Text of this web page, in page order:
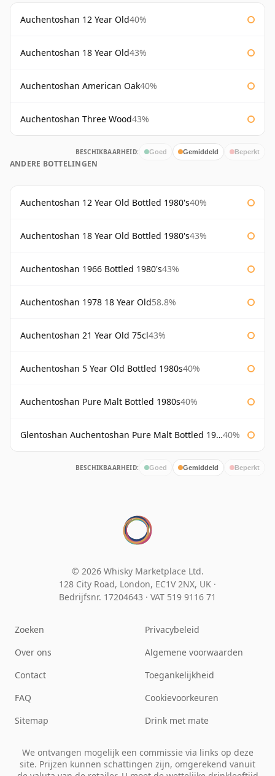
Auchentoshan 12 Year Old40%
Auchentoshan 18 Year Old43%
Auchentoshan American Oak40%
Auchentoshan Three Wood43%
BESCHIKBAARHEID: Goed Gemiddeld Beperkt
ANDERE BOTTELINGEN
Auchentoshan 12 Year Old Bottled 1980's40%
Auchentoshan 18 Year Old Bottled 1980's43%
Auchentoshan 1966 Bottled 1980's43%
Auchentoshan 1978 18 Year Old58.8%
Auchentoshan 21 Year Old 75cl43%
Auchentoshan 5 Year Old Bottled 1980s40%
Auchentoshan Pure Malt Bottled 1980s40%
Glentoshan Auchentoshan Pure Malt Bottled 1970s 40%
BESCHIKBAARHEID: Goed Gemiddeld Beperkt
© 2026 Whisky Marketplace Ltd.
128 City Road, London, EC1V 2NX, UK ·
Bedrijfsnr. 17204643 · VAT 519 9116 71
Zoeken
Over ons
Contact
FAQ
Sitemap
Privacybeleid
Algemene voorwaarden
Toegankelijkheid
Cookievoorkeuren
Drink met mate
We ontvangen mogelijk een commissie via links op deze
site. Prijzen kunnen schattingen zijn, omgerekend vanuit